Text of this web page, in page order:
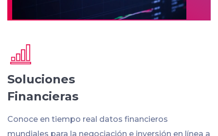
Soluciones
Financieras
Conoce en tiempo real datos financieros
mundiales para la negociación e inversión en línea a